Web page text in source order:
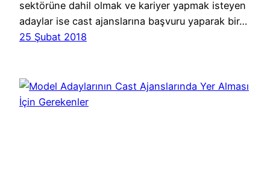
sektörüne dahil olmak ve kariyer yapmak isteyen
adaylar ise cast ajanslarına başvuru yaparak bir…
25 Şubat 2018